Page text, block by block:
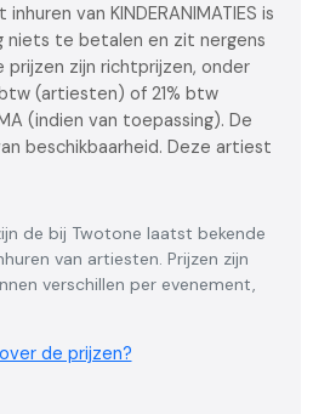
van KINDERANIMATIES is
niets te betalen en zit nergens
zijn richtprijzen, onder
(artiesten) of 21% btw
(indien van toepassing). De
beschikbaarheid. Deze artiest
de bij Twotone laatst bekende
van artiesten. Prijzen zijn
verschillen per evenement,
de prijzen?